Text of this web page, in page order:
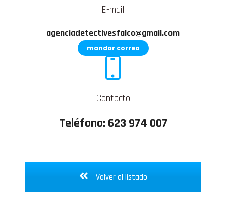
E-mail
agenciadetectivesfalco@gmail.com
mandar correo
Contacto
Teléfono: 623 974 007
Volver al listado